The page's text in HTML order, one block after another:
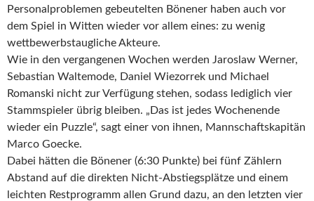
Personalproblemen gebeutelten Bönener haben auch vor
dem Spiel in Witten wieder vor allem eines: zu wenig
wettbewerbstaugliche Akteure.
Wie in den vergangenen Wochen werden Jaroslaw Werner,
Sebastian Waltemode, Daniel Wiezorrek und Michael
Romanski nicht zur Verfügung stehen, sodass lediglich vier
Stammspieler übrig bleiben. „Das ist jedes Wochenende
wieder ein Puzzle“, sagt einer von ihnen, Mannschaftskapitän
Marco Goecke.
Dabei hätten die Bönener (6:30 Punkte) bei fünf Zählern
Abstand auf die direkten Nicht-Abstiegsplätze und einem
leichten Restprogramm allen Grund dazu, an den letzten vier